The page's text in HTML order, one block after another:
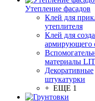
Утепление фасадов
Клей для
утеплителя
Клей для
армирующего
материалы
Декоративные
штукатурки
+ ЕЩЕ 1